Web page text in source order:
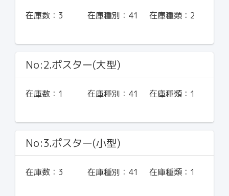
在庫数： 3 在庫種別： 41 在庫種類： 2
No:2.ポスター(大型)
在庫数： 1 在庫種別： 41 在庫種類： 1
No:3.ポスター(小型)
在庫数： 3 在庫種別： 41 在庫種類： 1